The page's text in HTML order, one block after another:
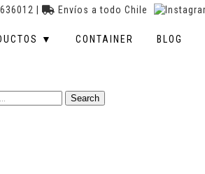
Envíos a todo Chile
▼ CONTAINER BLOG
Search
(4 oz)